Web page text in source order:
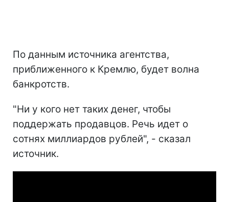
По данным источника агентства,
приближенного к Кремлю, будет волна
банкротств.
"Ни у кого нет таких денег, чтобы
поддержать продавцов. Речь идет о
сотнях миллиардов рублей", - сказал
источник.